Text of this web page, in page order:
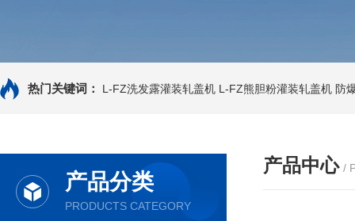
热门关键词： L-FZ洗发露灌装轧盖机 L-FZ熊胆粉灌装轧盖机 防
产品分类
PRODUCTS CATEGORY
产品中心 /